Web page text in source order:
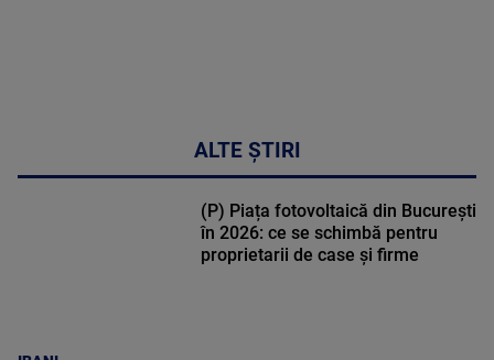
ALTE ȘTIRI
(P) Piața fotovoltaică din București
în 2026: ce se schimbă pentru
proprietarii de case și firme